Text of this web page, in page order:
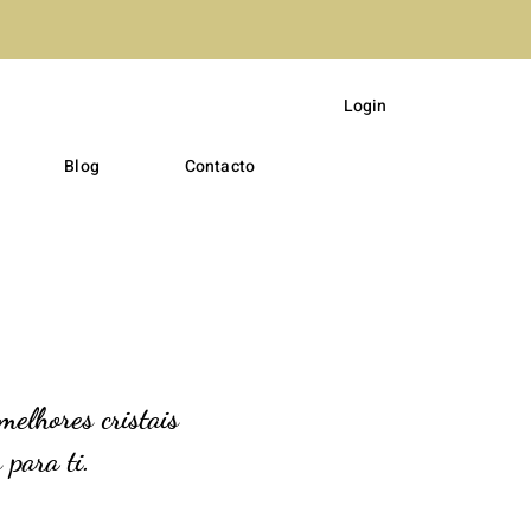
Login
Blog Contacto
cristais
para ti.